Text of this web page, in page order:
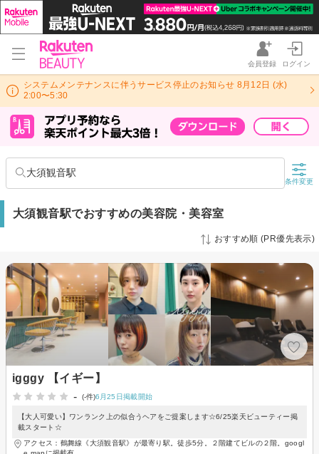
会員登録 ログイン
システムメンテナンスに伴うサービス停止のお知らせ 8月12日 (水)
2:00〜5:30
大須観音駅
条件変更
大須観音駅でおすすめの美容院・美容室
おすすめ順 (PR優先表示)
igggy 【イギー】
-
(-件)6月25日掲載開始
【大人可愛い】ワンランク上の似合うヘアをご提案します☆6/25楽天ビューティー掲
載スタート☆
アクセス：鶴舞線《大須観音駅》が最寄り駅。徒歩5分。２階建てビルの２階。googl